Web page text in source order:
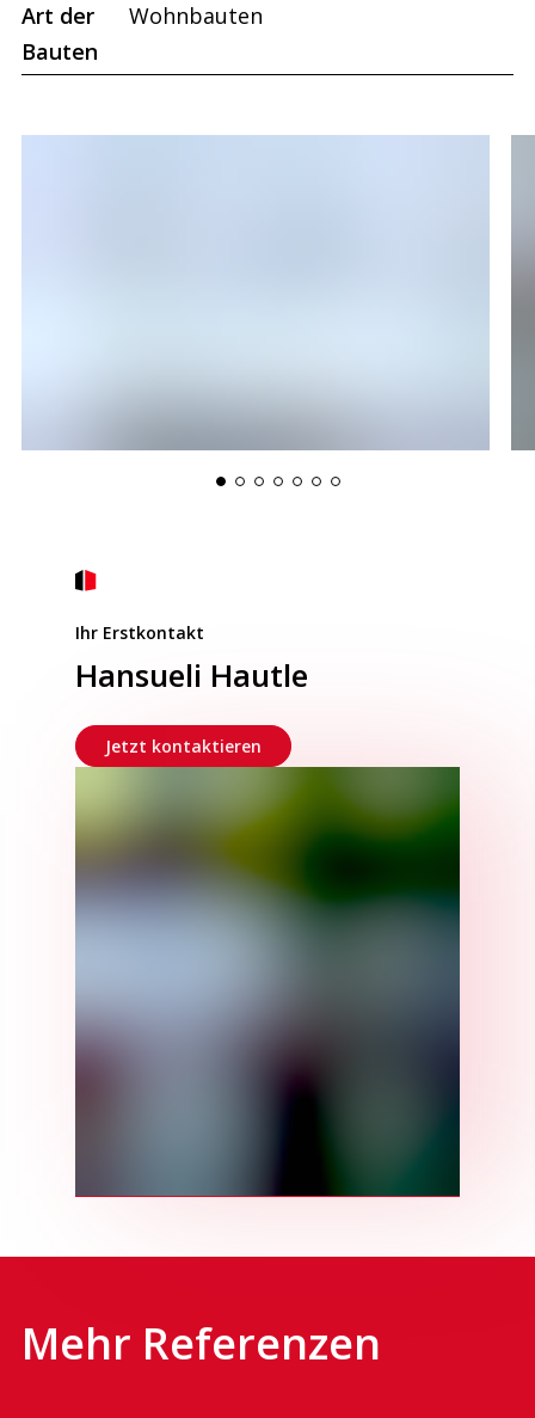
Art der
Bauten
Wohnbauten
Ihr Erstkontakt
Hansueli Hautle
Jetzt kontaktieren
Mehr Referenzen